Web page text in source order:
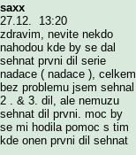
saxx
27.12. 13:20
zdravim, nevite nekdo
nahodou kde by se dal
sehnat prvni dil serie
nadace ( nadace ), celkem
bez problemu jsem sehnal
2 . & 3. dil, ale nemuzu
sehnat dil prvni. moc by
se mi hodila pomoc s tim
kde onen prvni dil sehnat